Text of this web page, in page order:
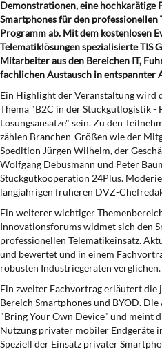
Demonstrationen, eine hochkarätige
Smartphones für den professionellen
Programm ab. Mit dem kostenlosen
Telematiklösungen spezialisierte TIS
Mitarbeiter aus den Bereichen IT,
fachlichen Austausch in entspannter
Ein Highlight der Veranstaltung wird
Thema "B2C in der Stückgutlogistik -
Lösungsansätze" sein. Zu den
zählen Branchen-Größen wie der
Spedition Jürgen Wilhelm, der
Wolfgang Debusmann und Peter
Stückgutkooperation 24Plus.
langjährigen früheren DVZ-
Ein weiterer wichtiger
Innovationsforums widmet sich den
professionellen Telematikeinsatz.
und bewertet und in einem
robusten Industriegeräten verglichen.
Ein zweiter Fachvortrag erläutert
Bereich Smartphones und BYOD. Die
"Bring Your Own Device" und meint
Nutzung privater mobiler Endgeräte
Speziell der Einsatz privater